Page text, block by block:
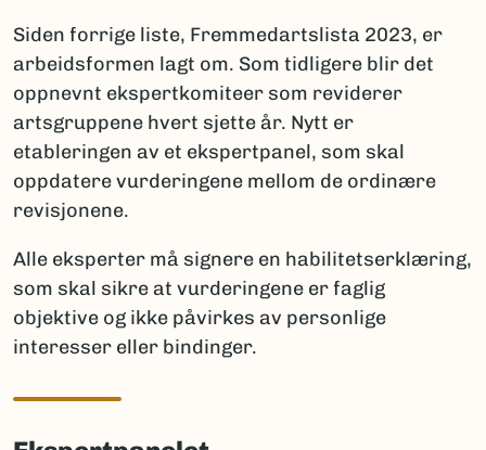
Siden forrige liste, Fremmedartslista 2023, er
arbeidsformen lagt om. Som tidligere blir det
oppnevnt ekspertkomiteer som reviderer
artsgruppene hvert sjette år. Nytt er
etableringen av et ekspertpanel, som skal
oppdatere vurderingene mellom de ordinære
revisjonene.
Alle eksperter må signere en habilitetserklæring,
som skal sikre at vurderingene er faglig
objektive og ikke påvirkes av personlige
interesser eller bindinger.